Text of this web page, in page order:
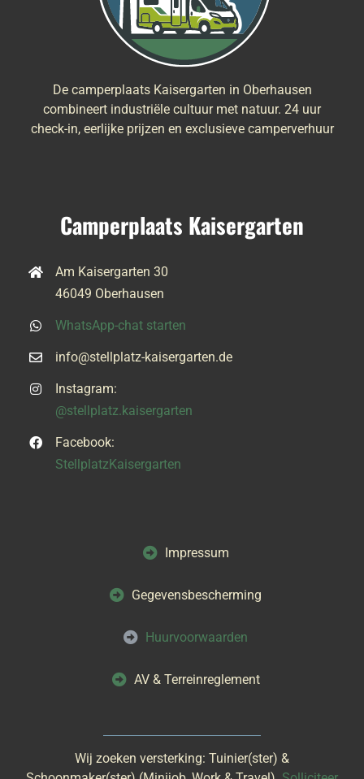
Camperplaats Kaisergarten
Am Kaisergarten 30
46049 Oberhausen
WhatsApp-chat starten
info@stellplatz-kaisergarten.de
Instagram:
@stellplatz.kaisergarten
Facebook:
StellplatzKaisergarten
De camperplaats Kaisergarten in Oberhausen
combineert industriële cultuur met natuur. 24 uur
check-in, eerlijke prijzen en exclusieve camperverhuur
Impressum
Gegevensbescherming
Huurvoorwaarden
AV & Terreinreglement
Wij zoeken versterking: Tuinier(ster) &